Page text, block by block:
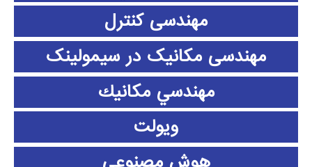
مهندسی کنترل
مهندسی مکانیک در سیمولینک
مهندسي مكانيك
ویولت